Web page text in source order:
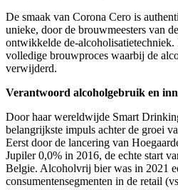
De smaak van Corona Cero is
unieke, door de brouwmeesters van
ontwikkelde de-
volledige brouwproces waarbij de
verwijderd. ​
Verantwoord alcoholgebruik en
Door haar wereldwijde Smart
belangrijkste impuls achter de groei
Eerst door de lancering van
Jupiler 0,0% in 2016, de echte start
Belgie. Alcoholvrij bier was in 2021
consumentensegmenten in de retail